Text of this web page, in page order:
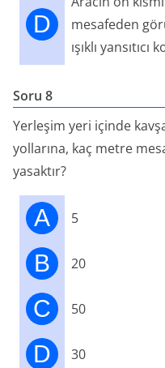
D
mesafeden
ışıklı yansıtıcı
Soru 8
Yerleşim yeri içinde
yollarına, kaç metre
yasaktır?
A 5
B 20
C 50
D 30